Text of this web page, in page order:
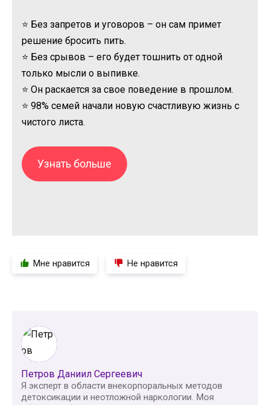
⭐ Без запретов и уговоров – он сам примет
решение бросить пить.
⭐ Без срывов – его будет тошнить от одной
только мысли о выпивке.
⭐ Он раскается за свое поведение в прошлом.
⭐ 98% семей начали новую счастливую жизнь с
чистого листа.
Узнать больше
Мне нравится Не нравится
Петров Даниил Сергеевич
Я эксперт в области внекорпоральных методов
детоксикации и неотложной наркологии. Моя